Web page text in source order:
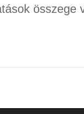
összege